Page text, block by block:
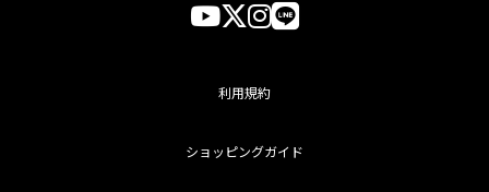
利用規約
ショッピングガイド